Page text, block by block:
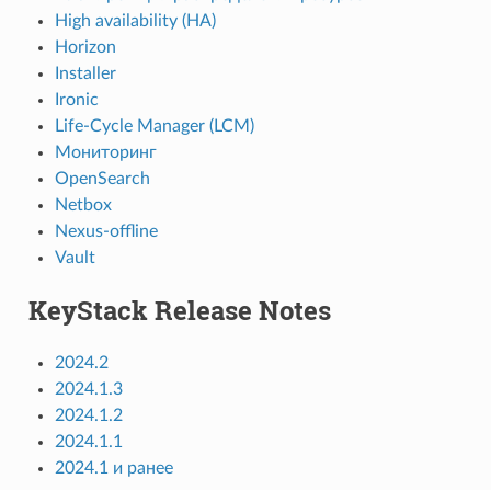
High availability (HA)
Horizon
Installer
Ironic
Life-Cycle Manager (LCM)
Мониторинг
OpenSearch
Netbox
Nexus-offline
Vault
KeyStack Release Notes
2024.2
2024.1.3
2024.1.2
2024.1.1
2024.1 и ранее